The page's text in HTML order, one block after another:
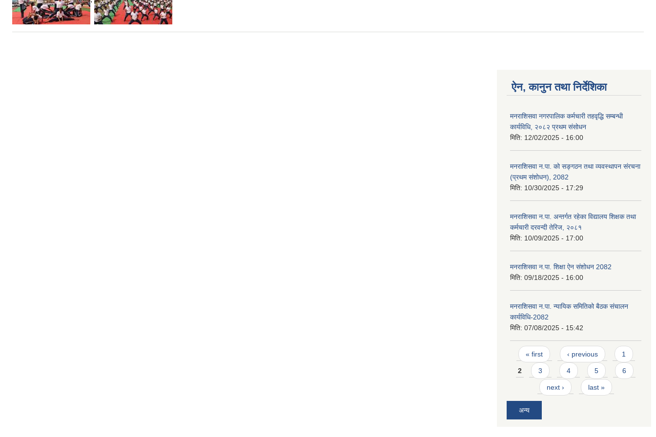
ऐन, कानुन तथा निर्देशिका
मनराशिसवा नगरपालिक कर्मचारी तहवृद्धि सम्बन्धी
कार्यविधि, २०८२ प्रथम संसोधन
मिति: 12/02/2025 - 16:00
मनराशिसवा न.पा. को सङ्गठन तथा व्यवस्थापन संरचना
(प्रथम संशोधन), 2082
मिति: 10/30/2025 - 17:29
मनराशिसवा न.पा. अन्तर्गत रहेका विद्यालय शिक्षक तथा
कर्मचारी दरवन्दी तेरिज, २०८१
मिति: 10/09/2025 - 17:00
मनराशिसवा न.पा. शिक्षा ऐन संशोधन 2082
मिति: 09/18/2025 - 16:00
मनराशिसवा न.पा. न्यायिक समितिको बैठक संचालन
कार्यविधि-2082
मिति: 07/08/2025 - 15:42
Pages
« first ‹ previous 1
2 3 4 5 6
next › last »
अन्य